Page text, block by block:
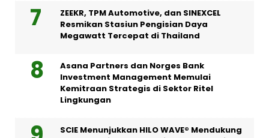
ZEEKR, TPM Automotive, dan SINEXCEL
Resmikan Stasiun Pengisian Daya
Megawatt Tercepat di Thailand
Asana Partners dan Norges Bank
Investment Management Memulai
Kemitraan Strategis di Sektor Ritel
Lingkungan
SCIE Menunjukkan HILO WAVE® Mendukung